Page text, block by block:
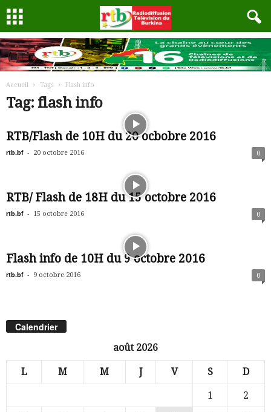
Accueil Tags Flash info
Tag: flash info
RTB/Flash de 10H du 20 ocbobre 2016
rtb.bf - 20 octobre 2016 0
RTB/ Flash de 18H du 15 octobre 2016
rtb.bf - 15 octobre 2016 0
Flash info de 10H du 9 octobre 2016
rtb.bf - 9 octobre 2016 0
Calendrier
août 2026
L M M J V S D
1
2